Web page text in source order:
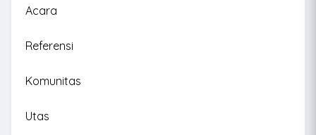
Acara
Referensi
Komunitas
Utas